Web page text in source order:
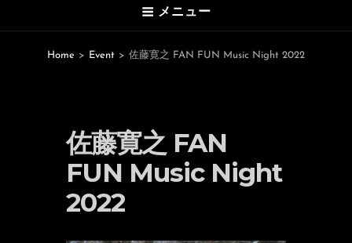
メニュー
Home > Event > 佐藤寛之 FAN FUN Music Night 2022
佐藤寛之 FAN
FUN Music Night
2022